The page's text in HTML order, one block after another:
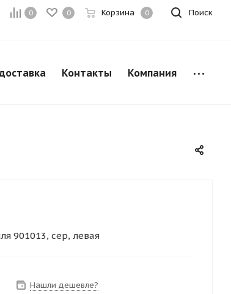
Поиск
0 0 Корзина 0
Контакты Компания
901013, сер, левая
Нашли дешевле?